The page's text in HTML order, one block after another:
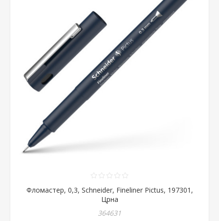
Фломастер, 0,3, Schneider, Fineliner Pictus, 197301,
Црна
364631